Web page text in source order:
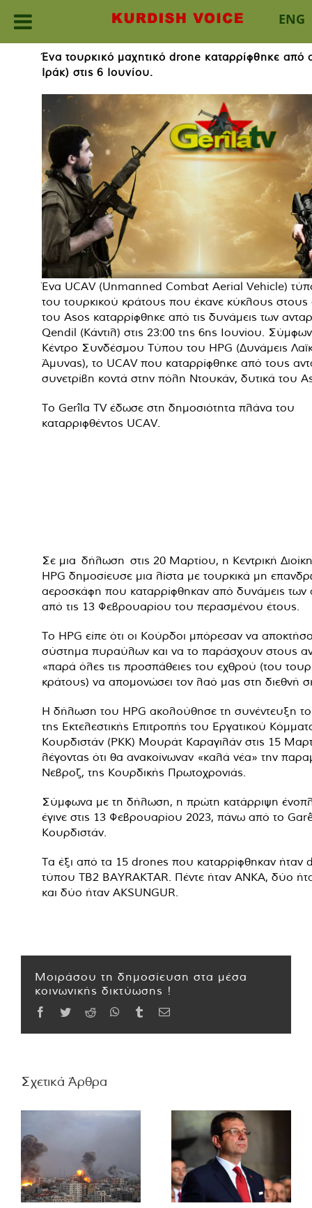
ENG
Ένα τουρκικό μαχητικό drone καταρρίφθηκε από
Ιράκ) στις 6 Ιουνίου.
Ένα UCAV (Unmanned Combat Aerial Vehicle)
του τουρκικού κράτους που έκανε κύκλους
του Asos καταρρίφθηκε από τις δυνάμεις των
Qendil (Κάντιλ) στις 23:00 της 6ης Ιουνίου.
Κέντρο Συνδέσμου Τύπου του HPG (Δυνάμεις
Άμυνας), το UCAV που καταρρίφθηκε από τους
συνετρίβη κοντά στην πόλη Ντουκάν, δυτικά του
Το Gerîla TV έδωσε στη δημοσιότητα πλάνα του
καταρριφθέντος UCAV.
Σε μια δήλωση στις 20 Μαρτίου, η Κεντρική
HPG δημοσίευσε μια λίστα με τουρκικά μη
αεροσκάφη που καταρρίφθηκαν από δυνάμεις των
από τις 13 Φεβρουαρίου του περασμένου έτους.
Το HPG είπε ότι οι Κούρδοι μπόρεσαν να
σύστημα πυραύλων και να το παράσχουν στους
«παρά όλες τις προσπάθειες του εχθρού (του
κράτους) να απομονώσει τον λαό μας στη διεθνή
Η δήλωση του HPG ακολούθησε τη συνέντευξη
της Εκτελεστικής Επιτροπής του Εργατικού
Κουρδιστάν (PKK) Μουράτ Καραγιλάν στις 15
λέγοντας ότι θα ανακοίνωναν «καλά νέα» την
Νεβροζ, της Κουρδικής Πρωτοχρονιάς.
Σύμφωνα με τη δήλωση, η πρώτη κατάρριψη
έγινε στις 13 Φεβρουαρίου 2023, πάνω από το
Κουρδιστάν.
Τα έξι από τα 15 drones που καταρρίφθηκαν ήταν
τύπου TB2 BAYRAKTAR. Πέντε ήταν ANKA, δύο
και δύο ήταν AKSUNGUR.
Μοιράσου τη δημοσίευση στα μέσα
κοινωνικής δικτύωσης !
Facebook
TwitterReddit WhatsApp
TumblrEmail
Σχετικά Άρθρα